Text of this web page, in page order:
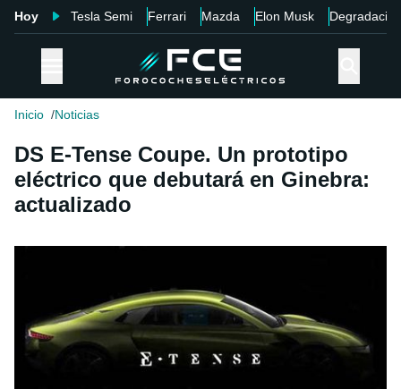
Hoy Tesla Semi Ferrari Mazda Elon Musk Degradación
Inicio Noticias
DS E-Tense Coupe. Un prototipo
eléctrico que debutará en Ginebra:
actualizado